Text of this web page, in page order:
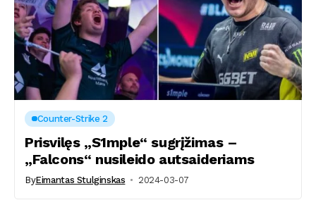
Counter-Strike 2
Prisvilęs „S1mple“ sugrįžimas –
„Falcons“ nusileido autsaideriams
ByEimantas Stulginskas 2024-03-07